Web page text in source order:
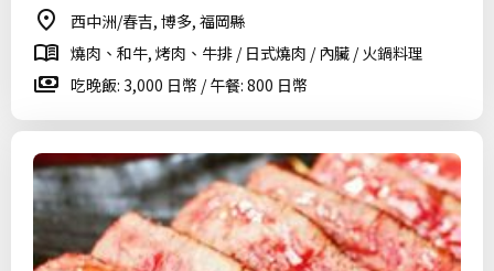
西中洲/春吉, 博多, 福岡縣
燒肉、和牛, 烤肉、牛排 / 日式燒肉 / 內臟 / 火鍋料理
吃晚飯: 3,000 日幣 / 午餐: 800 日幣